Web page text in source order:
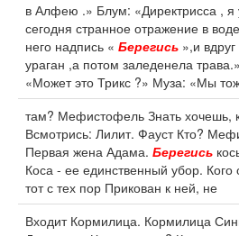
в Алфею .» Блум: «Директрисса , я
сегодня странное отражение в
него надпись « Берегись »,и
ураган ,а потом заледенела
«Может это Трикс ?» Муза: «Мы
там? Мефистофель Знать хочешь,
Всмотрись: Лилит. Фауст Кто?
Первая жена Адама. Берегись
Коса - ее единственный убор. Кого
тот с тех пор Прикован к ней, не
Входит Кормилица. Кормилица